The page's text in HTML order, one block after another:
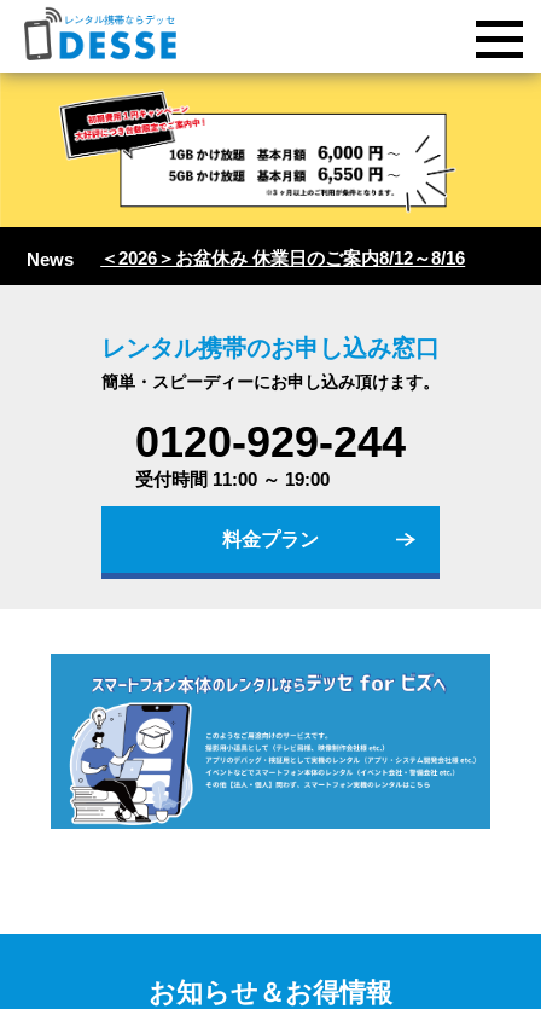
News ＜2026＞お盆休み 休業日のご案内8/12～8/16
レンタル携帯のお申し込み窓口
簡単・スピーディーにお申し込み頂けます。
0120-929-244
受付時間 11:00 ～ 19:00
料金プラン
お知らせ＆お得情報